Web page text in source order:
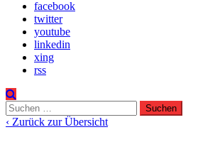
facebook
twitter
youtube
linkedin
xing
rss
Suchen
nach:
‹ Zurück zur Übersicht